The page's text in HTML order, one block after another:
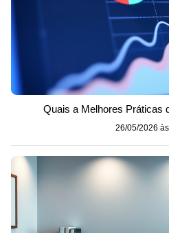
Quais a Melhores Práticas
26/05/2026